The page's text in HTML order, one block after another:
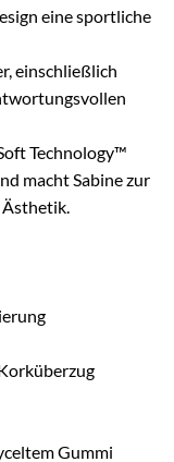
eine sportliche
einschließlich
Technology™
macht Sabine zur
Gummi